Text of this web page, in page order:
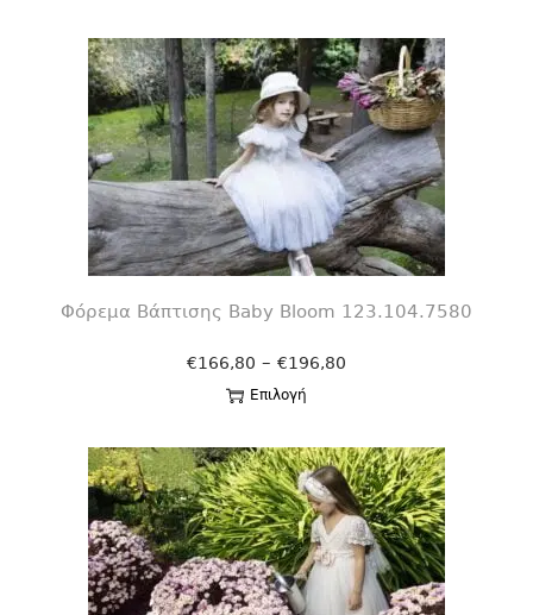
Φόρεμα Βάπτισης Βaby Bloom 123.104.7580
€166,80 – €196,80
Επιλογή